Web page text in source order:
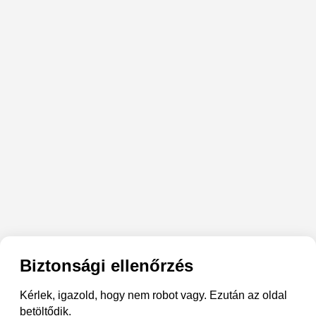
Biztonsági ellenőrzés
Kérlek, igazold, hogy nem robot vagy. Ezután az oldal
betöltődik.